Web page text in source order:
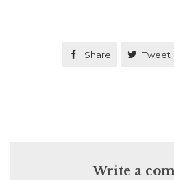
 Share  Tweet
Write a